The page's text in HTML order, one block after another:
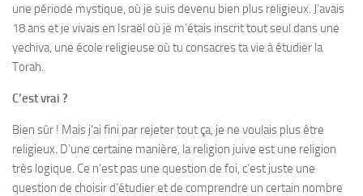
une période mystique, où je suis devenu bien plus religieux. J’avais
18 ans et je vivais en Israël où je m’étais inscrit tout seul dans une
yechiva, une école religieuse où tu consacres ta vie à étudier la
Torah.
C’est vrai ?
Bien sûr ! Mais j’ai fini par rejeter tout ça, je ne voulais plus être
religieux. D’une certaine manière, la religion juive est une religion
très logique. Ce n’est pas une question de foi, c’est juste une
question de choisir d’étudier et de comprendre un certain nombre